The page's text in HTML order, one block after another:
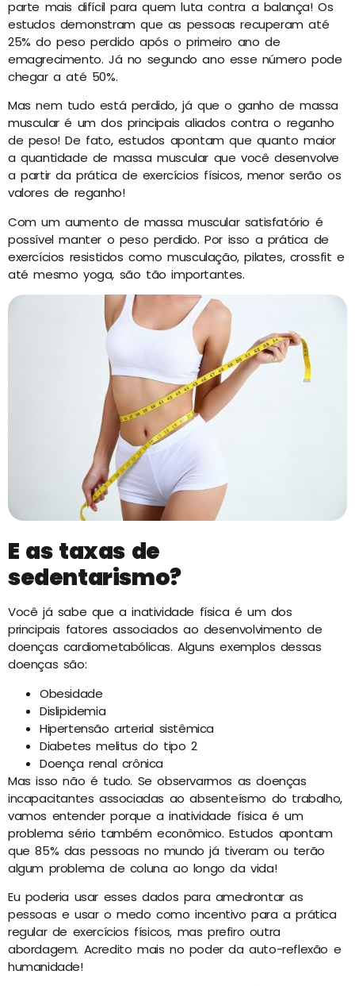
parte mais difícil para quem luta contra a balança! Os
estudos demonstram que as pessoas recuperam até
25% do peso perdido após o primeiro ano de
emagrecimento. Já no segundo ano esse número pode
chegar a até 50%.
Mas nem tudo está perdido, já que o ganho de massa
muscular é um dos principais aliados contra o reganho
de peso! De fato, estudos apontam que quanto maior
a quantidade de massa muscular que você desenvolve
a partir da prática de exercícios físicos, menor serão os
valores de reganho!
Com um aumento de massa muscular satisfatório é
possível manter o peso perdido. Por isso a prática de
exercícios resistidos como musculação, pilates, crossfit e
até mesmo yoga, são tão importantes.
E as taxas de
sedentarismo?
Você já sabe que a inatividade física é um dos
principais fatores associados ao desenvolvimento de
doenças cardiometabólicas. Alguns exemplos dessas
doenças são:
Obesidade
Dislipidemia
Hipertensão arterial sistêmica
Diabetes melitus do tipo 2
Doença renal crônica
Mas isso não é tudo. Se observarmos as doenças
incapacitantes associadas ao absenteísmo do trabalho,
vamos entender porque a inatividade física é um
problema sério também econômico. Estudos apontam
que 85% das pessoas no mundo já tiveram ou terão
algum problema de coluna ao longo da vida!
Eu poderia usar esses dados para amedrontar as
pessoas e usar o medo como incentivo para a prática
regular de exercícios físicos, mas prefiro outra
abordagem. Acredito mais no poder da auto-reflexão e
humanidade!